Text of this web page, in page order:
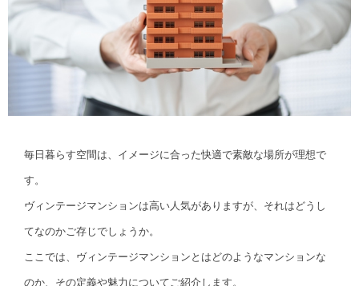
毎日暮らす空間は、イメージに合った快適で素敵な場所が理想で
す。
ヴィンテージマンションは高い人気がありますが、それはどうし
てなのかご存じでしょうか。
ここでは、ヴィンテージマンションとはどのようなマンションな
のか、その定義や魅力についてご紹介します。